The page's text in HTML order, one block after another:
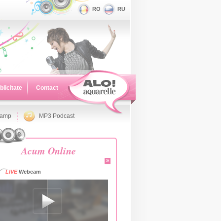
RO RU
Contact
MP3 Podcast
Acum Online
»
LIVEWebcam